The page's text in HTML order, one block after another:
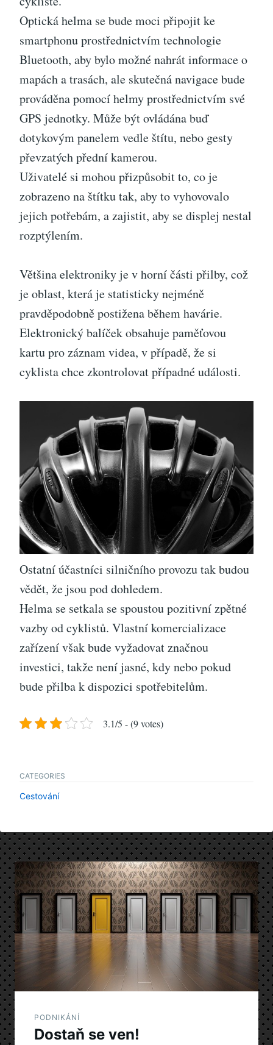
Optická helma se bude moci připojit ke
smartphonu prostřednictvím technologie
Bluetooth, aby bylo možné nahrát informace o
mapách a trasách, ale skutečná navigace bude
prováděna pomocí helmy prostřednictvím své
GPS jednotky. Může být ovládána buď
dotykovým panelem vedle štítu, nebo gesty
převzatých přední kamerou.
Uživatelé si mohou přizpůsobit to, co je
zobrazeno na štítku tak, aby to vyhovovalo
jejich potřebám, a zajistit, aby se displej nestal
rozptýlením.
Většina elektroniky je v horní části přilby, což
je oblast, která je statisticky nejméně
pravděpodobně postižena během havárie.
Elektronický balíček obsahuje paměťovou
kartu pro záznam videa, v případě, že si
cyklista chce zkontrolovat případné události.
Ostatní účastníci silničního provozu tak budou
vědět, že jsou pod dohledem.
Helma se setkala se spoustou pozitivní zpětné
vazby od cyklistů. Vlastní komercializace
zařízení však bude vyžadovat značnou
investici, takže není jasné, kdy nebo pokud
bude přilba k dispozici spotřebitelům.
3.1/5 - (9 votes)
CATEGORIES
Cestování
Navigace
pro
příspěvek
PODNIKÁNÍ
Dostaň se ven!